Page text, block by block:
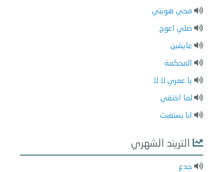
محي هويتي
ضلي اعوج
عايشين
المحكمة
يا عمري لا لا
لما اختفي
انا بستغيث
التريند الشهري
جدع